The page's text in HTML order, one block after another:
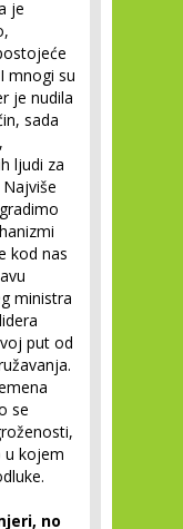
je
mnogi su
je nudila
sada
ljudi za
kod nas
ministra
put od
se
u kojem
no